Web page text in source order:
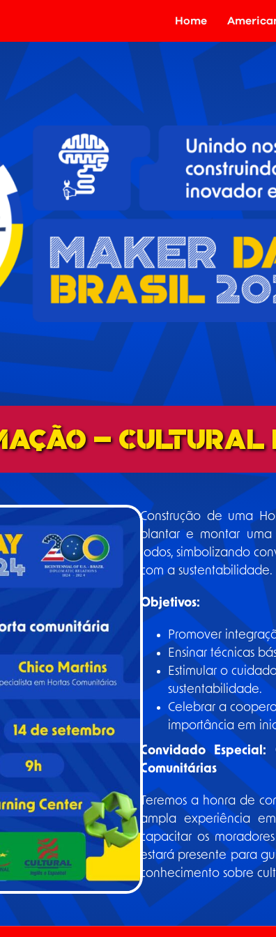
Home
-
Construção de uma
plantar e montar
todos, simbolizando
com a sustentabilidade.
Objetivos:
Promover
Ensinar técnicas
Estimular o
sustentabilidade.
Celebrar a
importância em
Convidado
Comunitárias
Teremos a honra de
ampla experiência
capacitar os
estará presente para
conhecimento sobre